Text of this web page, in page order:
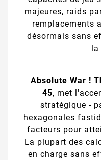
majeures, raids
remplacements
désormais sans
la
Absolute War !
45, met
stratégique -
hexagonales
facteurs pour
La plupart des
en charge sans